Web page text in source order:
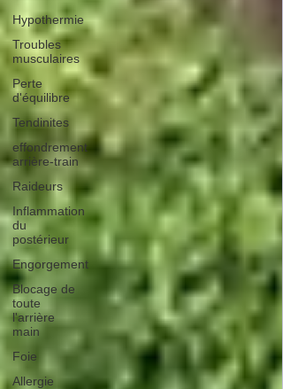
Hypothermie
Troubles
musculaires
Perte
d'équilibre
Tendinites
effondrement
arrière-train
Raideurs
Inflammation
du
postérieur
Engorgement
Blocage de
toute
l'arrière
main
Foie
Allergie